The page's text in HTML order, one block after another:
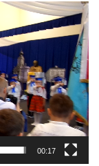
00:17